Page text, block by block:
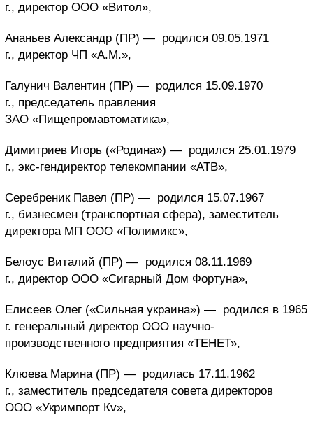
г., директор ООО «Витол»,
Ананьев Александр (ПР) — родился 09.05.1971
г., директор ЧП «А.М.»,
Галунич Валентин (ПР) — родился 15.09.1970
г., председатель правления
ЗАО «Пищепромавтоматика»,
Димитриев Игорь («Родина») — родился 25.01.1979
г., экс-гендиректор телекомпании «АТВ»,
Серебреник Павел (ПР) — родился 15.07.1967
г., бизнесмен (транспортная сфера), заместитель
директора МП ООО «Полимикс»,
Белоус Виталий (ПР) — родился 08.11.1969
г., директор ООО «Сигарный Дом Фортуна»,
Елисеев Олег («Сильная украина») — родился в 1965
г. генеральный директор ООО научно-
производственного предприятия «ТЕНЕТ»,
Клюева Марина (ПР) — родилась 17.11.1962
г., заместитель председателя совета директоров
ООО «Укримпорт Кv»,